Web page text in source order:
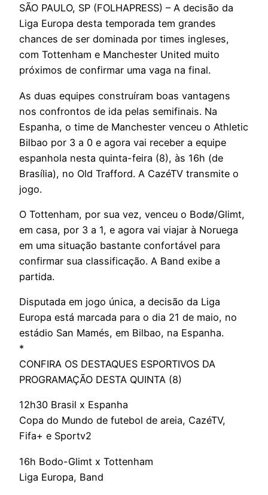
SÃO PAULO, SP (FOLHAPRESS) – A decisão da
Liga Europa desta temporada tem grandes
chances de ser dominada por times ingleses,
com Tottenham e Manchester United muito
próximos de confirmar uma vaga na final.
As duas equipes construíram boas vantagens
nos confrontos de ida pelas semifinais. Na
Espanha, o time de Manchester venceu o Athletic
Bilbao por 3 a 0 e agora vai receber a equipe
espanhola nesta quinta-feira (8), às 16h (de
Brasília), no Old Trafford. A CazéTV transmite o
jogo.
O Tottenham, por sua vez, venceu o Bodø/Glimt,
em casa, por 3 a 1, e agora vai viajar à Noruega
em uma situação bastante confortável para
confirmar sua classificação. A Band exibe a
partida.
Disputada em jogo única, a decisão da Liga
Europa está marcada para o dia 21 de maio, no
estádio San Mamés, em Bilbao, na Espanha.
*
CONFIRA OS DESTAQUES ESPORTIVOS DA
PROGRAMAÇÃO DESTA QUINTA (8)
12h30 Brasil x Espanha
Copa do Mundo de futebol de areia, CazéTV,
Fifa+ e Sportv2
16h Bodo-Glimt x Tottenham
Liga Europa, Band